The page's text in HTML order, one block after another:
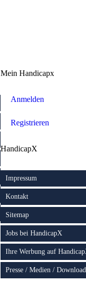
Mein Handicapx
Anmelden
Registrieren
HandicapX
Impressum
Kontakt
Sitemap
Jobs bei HandicapX
Ihre Werbung auf
Presse / Medien / Download